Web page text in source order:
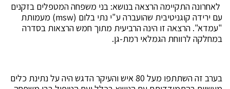
לאחרונה התקיימה הרצאה בנושא: בני משפחה המטפלים בזקנים
עם ירידה קוגניטיבית שהועברה ע"י נתי בלום (msw) מעמותת
"עמדא". הרצאה זו הינה הרביעית מתוך חמש הרצאות בסדרה
במחלקה לרווחת הגמלאי רמת-גן.
בערב זה השתתפו מעל 80 איש והעיקר הדגש היה על נתינת כלים